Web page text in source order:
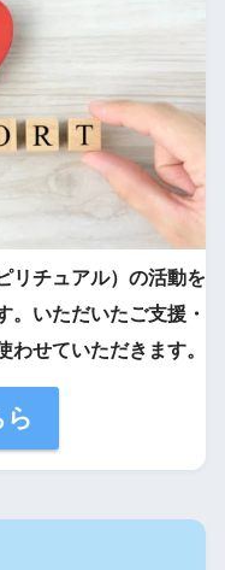
リチュアル）の活動を
。いただいたご支援・
せていただきます。